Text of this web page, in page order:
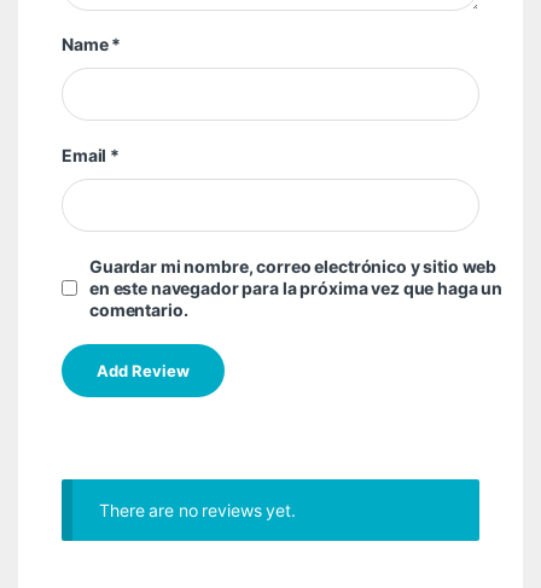
Name*
Email *
Guardar mi nombre, correo electrónico y sitio web
en este navegador para la próxima vez que haga un
comentario.
There are no reviews yet.